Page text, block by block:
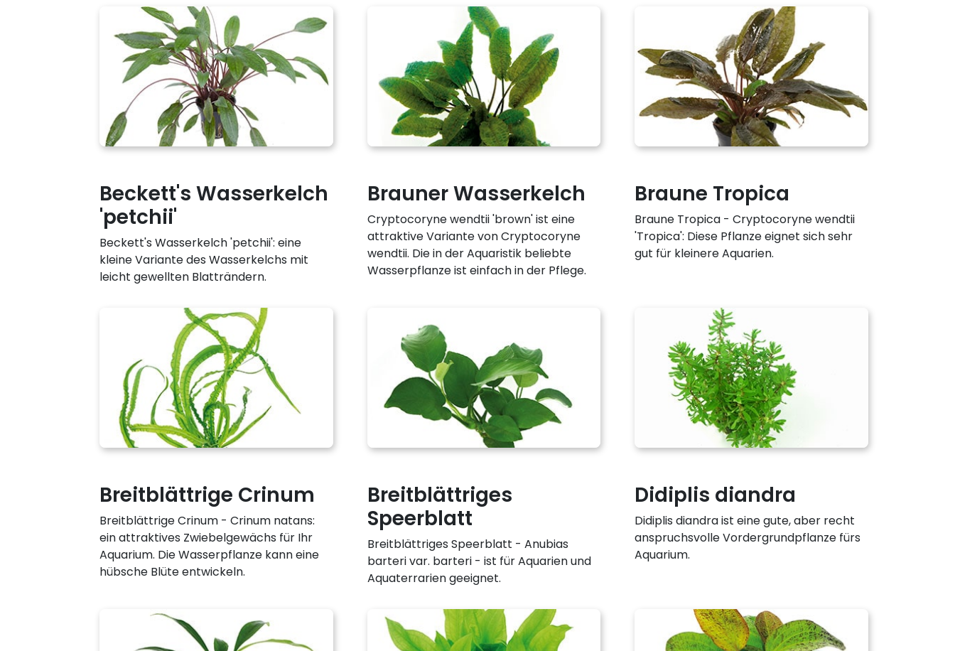
Beckett's Wasserkelch
'petchii'
Beckett's Wasserkelch 'petchii': eine
kleine Variante des Wasserkelchs mit
leicht gewellten Blatträndern.
Brauner Wasserkelch
Cryptocoryne wendtii 'brown' ist eine
attraktive Variante von Cryptocoryne
wendtii. Die in der Aquaristik beliebte
Wasserpflanze ist einfach in der Pflege.
Braune Tropica
Braune Tropica - Cryptocoryne wendtii
'Tropica': Diese Pflanze eignet sich sehr
gut für kleinere Aquarien.
Breitblättrige Crinum
Breitblättrige Crinum - Crinum natans:
ein attraktives Zwiebelgewächs für Ihr
Aquarium. Die Wasserpflanze kann eine
hübsche Blüte entwickeln.
Breitblättriges
Speerblatt
Breitblättriges Speerblatt - Anubias
barteri var. barteri - ist für Aquarien und
Aquaterrarien geeignet.
Didiplis diandra
Didiplis diandra ist eine gute, aber recht
anspruchsvolle Vordergrundpflanze fürs
Aquarium.